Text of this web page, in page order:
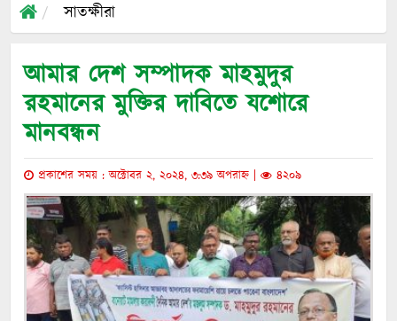
সাতক্ষীরা
আমার দেশ সম্পাদক মাহমুদুর
রহমানের মুক্তির দাবিতে যশোরে
মানবন্ধন
প্রকাশের সময় : অক্টোবর ২, ২০২৪, ৩:৩৯ অপরাহ্ন | ৪২০৯